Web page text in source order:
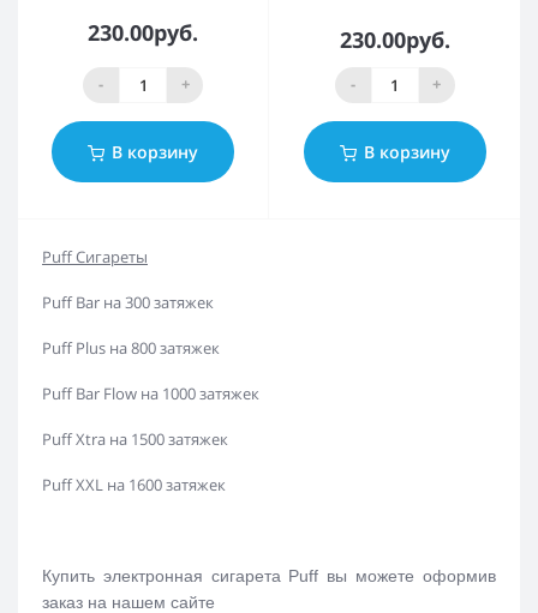
230.00руб.
- +
В корзину
230.00руб.
- +
В корзину
Puff Сигареты
Puff Bar на 300 затяжек
Puff Plus на 800 затяжек
Puff Bar Flow на 1000 затяжек
Puff Xtra на 1500 затяжек
Puff XXL на 1600 затяжек
Купить электронная сигарета Puff вы можете оформив
заказ на нашем сайте